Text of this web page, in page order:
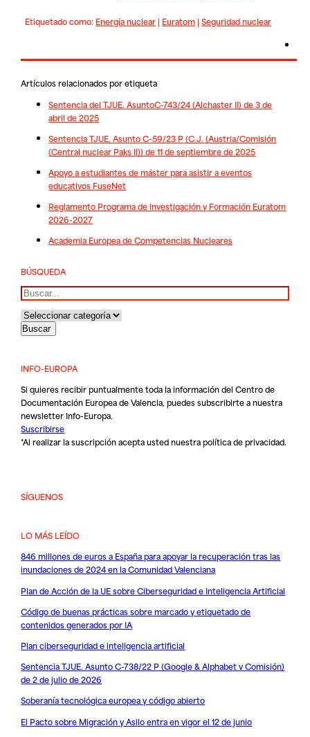
Etiquetado como: Energía nuclear| Euratom| Seguridad nuclear
Artículos relacionados por etiqueta
Sentencia del TJUE. AsuntoC-743/24 (Alchaster II) de 3 de
abril de 2025
Sentencia TJUE. Asunto C-59/23 P (C.J. (Austria/Comisión
(Central nuclear Paks II)) de 11 de septiembre de 2025
Apoyo a estudiantes de máster para asistir a eventos
educativos FuseNet
Reglamento Programa de Investigación y Formación Euratom
2026-2027
Academia Europea de Competencias Nucleares
BÚSQUEDA
Buscar
INFO-EUROPA
Si quieres recibir puntualmente toda la información del Centro de
Documentación Europea de Valencia, puedes subscribirte a nuestra
newsletter Info-Europa.
Suscribirse
*Al realizar la suscripción acepta usted nuestrapolítica de privacidad.
SÍGUENOS
LO MÁS LEÍDO
846 millones de euros a España para apoyar la recuperación tras las
inundaciones de 2024 en la Comunidad Valenciana
Plan de Acción de la UE sobre Ciberseguridad e Inteligencia Artificial
Código de buenas prácticas sobre marcado y etiquetado de
contenidos generados por IA
Plan ciberseguridad e inteligencia artificial
Sentencia TJUE. Asunto C-738/22 P (Google & Alphabet v Comisión)
de 2 de julio de 2026
Soberanía tecnológica europea y código abierto
El Pacto sobre Migración y Asilo entra en vigor el 12 de junio